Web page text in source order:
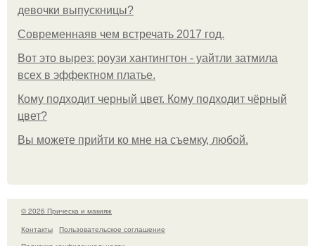
девочки выпускницы?
Современнаяв чем встречать 2017 год.
Вот это вырез: роузи хантингтон - уайтли затмила
всех в эффектном платьe.
Кому подходит черный цвет. Кому подходит чёрный
цвет?
Вы можете прийти ко мне на съемку, любой.
© 2026 Прическа и макияж
Контакты
Пользовательское соглашение